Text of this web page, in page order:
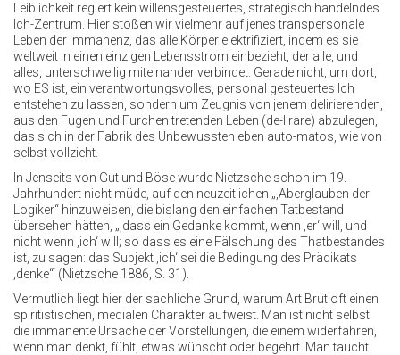
Leiblichkeit regiert kein willensgesteuertes, strategisch handelndes
Ich-Zentrum. Hier stoßen wir vielmehr auf jenes transpersonale
Leben der Immanenz, das alle Körper elektrifiziert, indem es sie
weltweit in einen einzigen Lebensstrom einbezieht, der alle, und
alles, unterschwellig miteinander verbindet. Gerade nicht, um dort,
wo ES ist, ein verantwortungsvolles, personal gesteuertes Ich
entstehen zu lassen, sondern um Zeugnis von jenem delirierenden,
aus den Fugen und Furchen tretenden Leben (de-lirare) abzulegen,
das sich in der Fabrik des Unbewussten eben auto-matos, wie von
selbst vollzieht.
In Jenseits von Gut und Böse wurde Nietzsche schon im 19.
Jahrhundert nicht müde, auf den neuzeitlichen „,Aberglauben der
Logiker“ hinzuweisen, die bislang den einfachen Tatbestand
übersehen hätten, „,dass ein Gedanke kommt, wenn ‚er‘ will, und
nicht wenn ‚ich‘ will; so dass es eine Fälschung des Thatbestandes
ist, zu sagen: das Subjekt ‚ich‘ sei die Bedingung des Prädikats
‚denke‘“ (Nietzsche 1886, S. 31).
Vermutlich liegt hier der sachliche Grund, warum Art Brut oft einen
spiritistischen, medialen Charakter aufweist. Man ist nicht selbst
die immanente Ursache der Vorstellungen, die einem widerfahren,
wenn man denkt, fühlt, etwas wünscht oder begehrt. Man taucht